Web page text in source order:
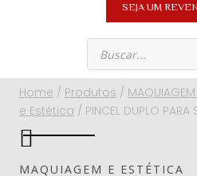
SEJA UM
Home / Produtos / MAQUIAGEM
e Estética / PINCEL DUPLO PARA
MAQUIAGEM E ESTÉTICA